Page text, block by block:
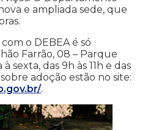
e ampliada sede, que
o DEBEA é só
Farrão, 08 – Parque
sexta, das 9h às 11h e das
adoção estão no site:
.